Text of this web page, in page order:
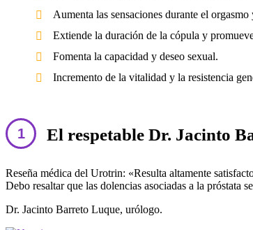
Aumenta las sensaciones durante el orgasmo
Extiende la duración de la cópula y
Fomenta la capacidad y deseo sexual.
Incremento de la vitalidad y la resistencia
El respetable Dr. Jacinto
Reseña médica del Urotrin: «Resulta altamente
Debo resaltar que las dolencias asociadas a la próstata
Dr. Jacinto Barreto Luque, urólogo.